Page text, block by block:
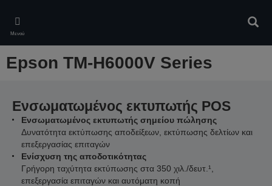
main
content
Μενού
Epson TM-H6000V Series
Ενσωματωμένος εκτυπωτής POS
Ενσωματωμένος εκτυπωτής σημείου πώλησης
Δυνατότητα εκτύπωσης αποδείξεων, εκτύπωσης δελτίων και
επεξεργασίας επιταγών
Ενίσχυση της αποδοτικότητας
Γρήγορη ταχύτητα εκτύπωσης στα 350 χιλ./δευτ.¹,
επεξεργασία επιταγών και αυτόματη κοπή